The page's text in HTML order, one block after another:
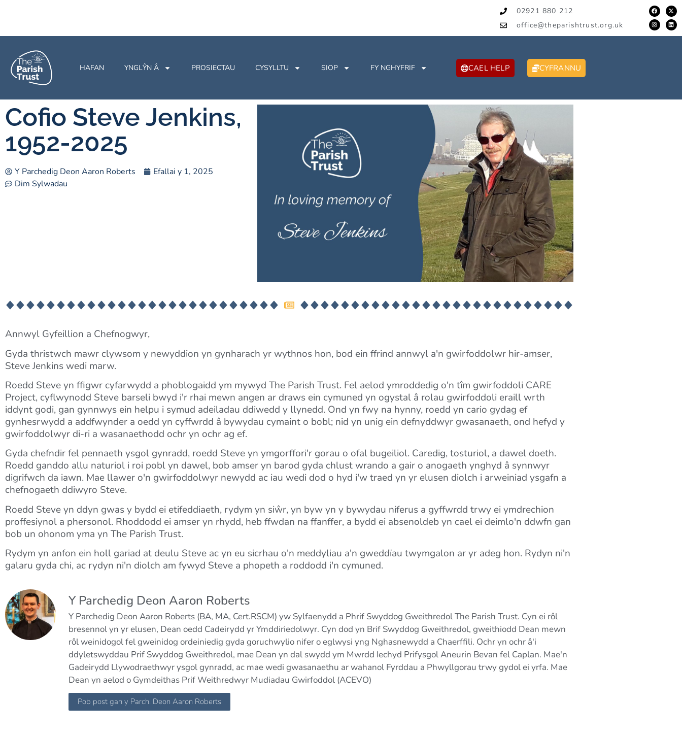
02921 880 212
office@theparishtrust.org.uk
HAFAN YNGLŶN Â PROSIECTAU CYSYLLTU SIOP FY NGHYFRIF CAEL HELP CYFRANNU
Cofio Steve Jenkins,
1952-2025
Y Parchedig Deon Aaron Roberts
Efallai y 1, 2025
Dim Sylwadau
Annwyl Gyfeillion a Chefnogwyr,
Gyda thristwch mawr clywsom y newyddion yn gynharach yr wythnos hon, bod ein ffrind annwyl a'n gwirfoddolwr hir-amser,
Steve Jenkins wedi marw.
Roedd Steve yn ffigwr cyfarwydd a phoblogaidd ym mywyd The Parish Trust. Fel aelod ymroddedig o'n tîm gwirfoddoli CARE
Project, cyflwynodd Steve barseli bwyd i'r rhai mewn angen ar draws ein cymuned yn ogystal â rolau gwirfoddoli eraill wrth
iddynt godi, gan gynnwys ein helpu i symud adeiladau ddiwedd y llynedd. Ond yn fwy na hynny, roedd yn cario gydag ef
gynhesrwydd a addfwynder a oedd yn cyffwrdd â bywydau cymaint o bobl; nid yn unig ein defnyddwyr gwasanaeth, ond hefyd y
gwirfoddolwyr di-ri a wasanaethodd ochr yn ochr ag ef.
Gyda chefndir fel pennaeth ysgol gynradd, roedd Steve yn ymgorffori'r gorau o ofal bugeiliol. Caredig, tosturiol, a dawel doeth.
Roedd ganddo allu naturiol i roi pobl yn dawel, bob amser yn barod gyda chlust wrando a gair o anogaeth ynghyd â synnwyr
digrifwch da iawn. Mae llawer o'n gwirfoddolwyr newydd ac iau wedi dod o hyd i'w traed yn yr elusen diolch i arweiniad ysgafn a
chefnogaeth ddiwyro Steve.
Roedd Steve yn ddyn gwas y bydd ei etifeddiaeth, rydym yn siŵr, yn byw yn y bywydau niferus a gyffwrdd trwy ei ymdrechion
proffesiynol a phersonol. Rhoddodd ei amser yn rhydd, heb ffwdan na ffanffer, a bydd ei absenoldeb yn cael ei deimlo'n ddwfn gan
bob un ohonom yma yn The Parish Trust.
Rydym yn anfon ein holl gariad at deulu Steve ac yn eu sicrhau o'n meddyliau a'n gweddïau twymgalon ar yr adeg hon. Rydyn ni'n
galaru gyda chi, ac rydyn ni'n diolch am fywyd Steve a phopeth a roddodd i'n cymuned.
Y Parchedig Deon Aaron Roberts
Y Parchedig Deon Aaron Roberts (BA, MA, Cert.RSCM) yw Sylfaenydd a Phrif Swyddog Gweithredol The Parish Trust. Cyn ei rôl
bresennol yn yr elusen, Dean oedd Cadeirydd yr Ymddiriedolwyr. Cyn dod yn Brif Swyddog Gweithredol, gweithiodd Dean mewn
rôl weinidogol fel gweinidog ordeiniedig gyda goruchwylio nifer o eglwysi yng Nghasnewydd a Chaerffili. Ochr yn ochr â'i
ddyletswyddau Prif Swyddog Gweithredol, mae Dean yn dal swydd ym Mwrdd Iechyd Prifysgol Aneurin Bevan fel Caplan. Mae'n
Gadeirydd Llywodraethwyr ysgol gynradd, ac mae wedi gwasanaethu ar wahanol Fyrddau a Phwyllgorau trwy gydol ei yrfa. Mae
Dean yn aelod o Gymdeithas Prif Weithredwyr Mudiadau Gwirfoddol (ACEVO)
Pob post gan y Parch. Deon Aaron Roberts